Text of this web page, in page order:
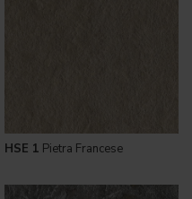
HSE 1 Pietra Francese